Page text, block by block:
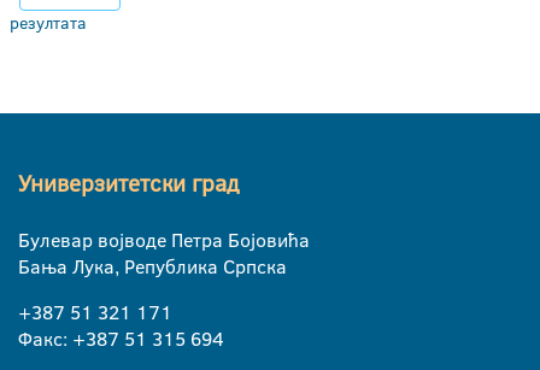
резултата
Универзитетски град
Булевар војводе Петра Бојовића
Бања Лука, Република Српска
+387 51 321 171
Факс: +387 51 315 694